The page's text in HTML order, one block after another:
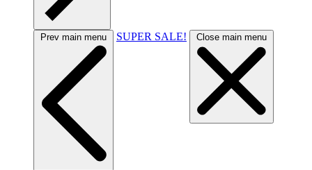
Prev main menu SUPER SALE! Close main menu